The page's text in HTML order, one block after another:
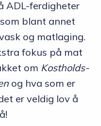
ADL-ferdigheter
blant annet
og matlaging.
fokus på mat
om Kostholds-
og hva som er
er veldig lov å